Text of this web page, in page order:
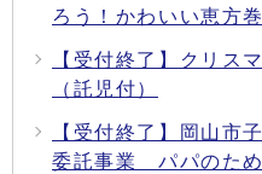
ろう！かわいい恵方巻
【受付終了】クリス
（託児付）
【受付終了】岡山市
委託事業 パパのた